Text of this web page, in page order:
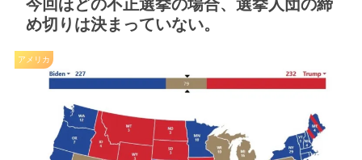
今回ほどの不正選挙の場合、選挙人団の締
め切りは決まっていない。
アメリカ